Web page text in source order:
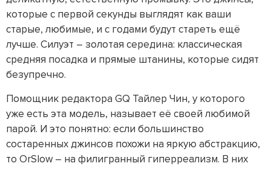
которые с первой секунды выглядят как ваши
старые, любимые, и с годами будут стареть ещё
лучше. Силуэт – золотая середина: классическая
средняя посадка и прямые штанины, которые сидят
безупречно.
Помощник редактора GQ Тайлер Чин, у которого
уже есть эта модель, называет её своей любимой
парой. И это понятно: если большинство
состаренных джинсов похожи на яркую абстракцию,
то OrSlow – на филигранный гиперреализм. В них